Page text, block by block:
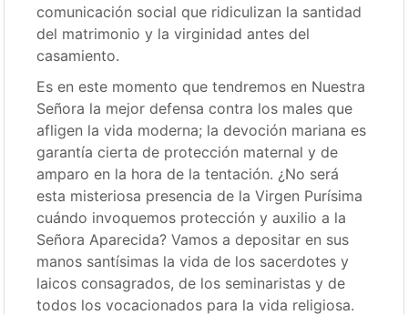
comunicación social que ridiculizan la santidad
del matrimonio y la virginidad antes del
casamiento.
Es en este momento que tendremos en Nuestra
Señora la mejor defensa contra los males que
afligen la vida moderna; la devoción mariana es
garantía cierta de protección maternal y de
amparo en la hora de la tentación. ¿No será
esta misteriosa presencia de la Virgen Purísima
cuándo invoquemos protección y auxilio a la
Señora Aparecida? Vamos a depositar en sus
manos santísimas la vida de los sacerdotes y
laicos consagrados, de los seminaristas y de
todos los vocacionados para la vida religiosa.